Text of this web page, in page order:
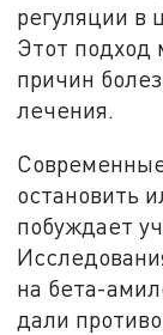
регуляции в
Этот подход
причин
лечения.
остановить
побуждает
на бета-
дали